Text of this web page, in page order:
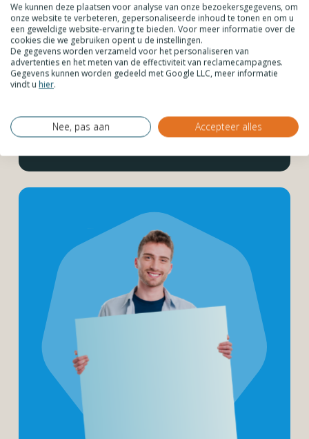
Bestel je als ZZP’er of vanuit jouw organisatie? Laat grote
partijen frezen op de CNC-machine, maak gebruik van
staffelkorting. Laat jouw kunststof platen inmeten &
monteren of plan een adviesgesprek.
Ontdek alle voordelen
We kunnen deze plaatsen voor analyse van onze bezoekersgegevens, om
onze website te verbeteren, gepersonaliseerde inhoud te tonen en om u
een geweldige website-ervaring te bieden. Voor meer informatie over de
cookies die we gebruiken opent u de instellingen.
De gegevens worden verzameld voor het personaliseren van
advertenties en het meten van de effectiviteit van reclamecampagnes.
Gegevens kunnen worden gedeeld met Google LLC, meer informatie
vindt u hier.
Nee, pas aan Accepteer alles